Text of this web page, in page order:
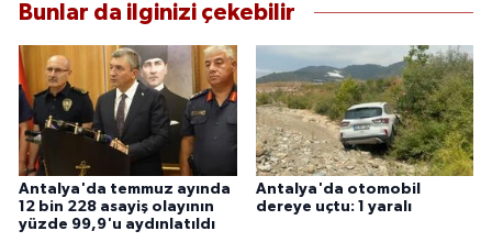
Bunlar da ilginizi çekebilir
Antalya'da temmuz ayında
12 bin 228 asayiş olayının
yüzde 99,9'u aydınlatıldı
Antalya'da otomobil
dereye uçtu: 1 yaralı